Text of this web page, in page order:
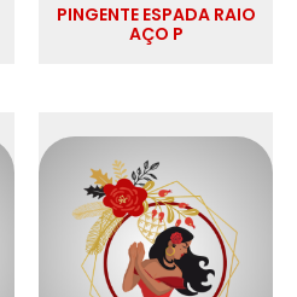
PINGENTE ESPADA RAIO
AÇO P